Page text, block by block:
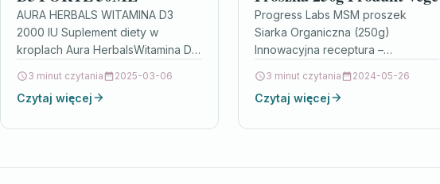
AURA HERBALS WITAMINA D3
2000 IU Suplement diety w
kroplach Aura HerbalsWitamina D3
kropliw kroplach 1800…
3 minut czytania 2025-03-06
Czytaj więcej
Progress Labs MSM proszek
Siarka Organiczna (250g)
Innowacyjna receptura –
się wśród innych produktów pod
względem swojego składu. Dla
3 minut czytania 2024-05-26
Czytaj więcej